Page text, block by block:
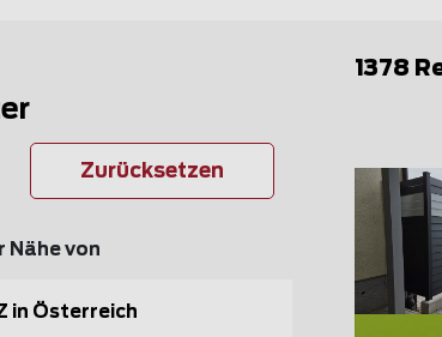
Zurücksetzen
Nähe von
in Österreich
1378